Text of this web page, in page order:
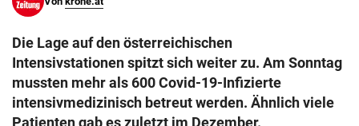
search
eingeben
Die Lage auf den österreichischen
Intensivstationen spitzt sich weiter zu. Am Sonntag
mussten mehr als 600 Covid-19-Infizierte
intensivmedizinisch betreut werden. Ähnlich viele
Patienten gab es zuletzt im Dezember.